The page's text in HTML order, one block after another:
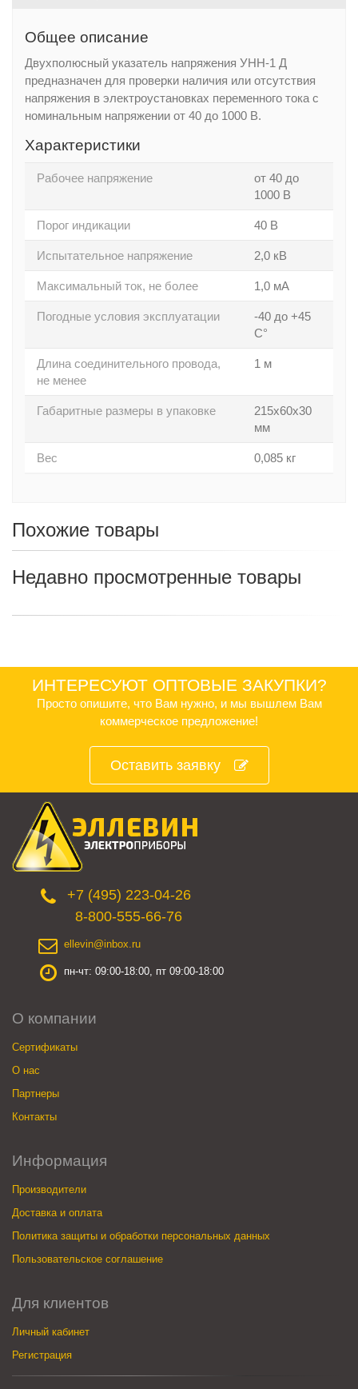
Общее описание
Двухполюсный указатель напряжения УНН-1 Д
предназначен для проверки наличия или отсутствия
напряжения в электроустановках переменного тока c
номинальным напряжении от 40 до 1000 В.
Характеристики
Рабочее напряжение
от 40 до
1000 В
Порог индикации 40 В
Испытательное напряжение 2,0 кВ
Максимальный ток, не более 1,0 мА
Погодные условия эксплуатации
-40 до +45
С°
Длина соединительного провода,
не менее
1 м
Габаритные размеры в упаковке
215х60х30
мм
Вес 0,085 кг
Похожие товары
Недавно просмотренные товары
ИНТЕРЕСУЮТ ОПТОВЫЕ ЗАКУПКИ?
Просто опишите, что Вам нужно, и мы вышлем Вам
коммерческое предложение!
Оставить заявку
+7 (495) 223-04-26
8-800-555-66-76
ellevin@inbox.ru
пн-чт: 09:00-18:00, пт 09:00-18:00
О компании
Сертификаты
О нас
Партнеры
Контакты
Информация
Производители
Доставка и оплата
Политика защиты и обработки персональных данных
Пользовательское соглашение
Для клиентов
Личный кабинет
Регистрация